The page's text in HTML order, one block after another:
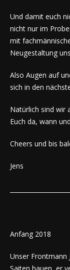
Und damit euch
nicht nur im
mit
Neugestaltung
Also Augen auf
sich in den
Natürlich sind wir
Euch da, wann
Cheers und bis
Jens
Anfang 2018
Unser Frontmann